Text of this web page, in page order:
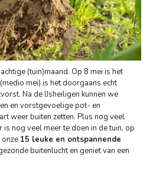
(tuin)maand. Op 8 mei is het
mei) is het doorgaans echt
Na de IJsheiligen kunnen we
en vorstgevoelige pot- en
weer buiten zetten. Plus nog veel
nog veel meer te doen in de tuin, op
15 leuke en ontspannende
buitenlucht en geniet van een